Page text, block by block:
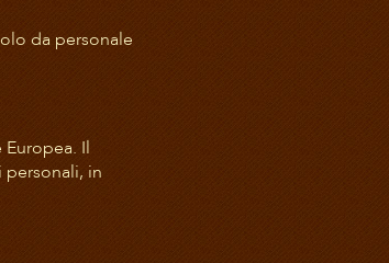
da personale
Il
personali, in